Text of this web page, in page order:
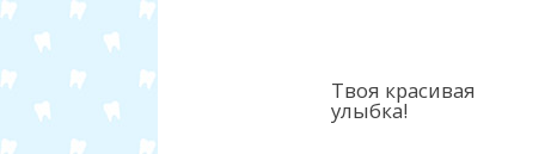
Твоя красивая
улыбка!